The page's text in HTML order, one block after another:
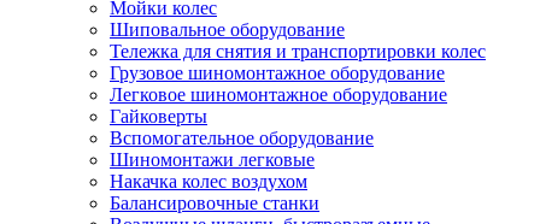
Мойки колес
Шиповальное оборудование
Тележка для снятия и транспортировки колес
Грузовое шиномонтажное оборудование
Легковое шиномонтажное оборудование
Гайковерты
Вспомогательное оборудование
Шиномонтажи легковые
Накачка колес воздухом
Балансировочные станки